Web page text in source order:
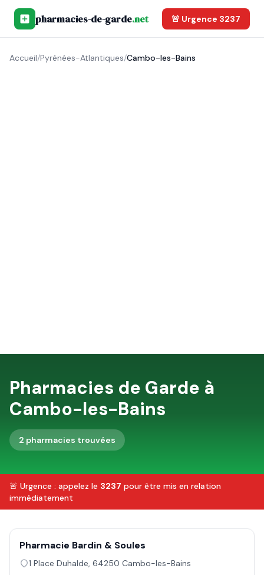
pharmacies-de-garde.net 🚨 Urgence 3237
Accueil/Pyrénées-Atlantiques/Cambo-les-Bains
Pharmacies de Garde à
Cambo-les-Bains
2 pharmacies trouvées
🚨 Urgence : appelez le 3237 pour être mis en relation
immédiatement
Pharmacie Bardin & Soules
1 Place Duhalde, 64250 Cambo-les-Bains